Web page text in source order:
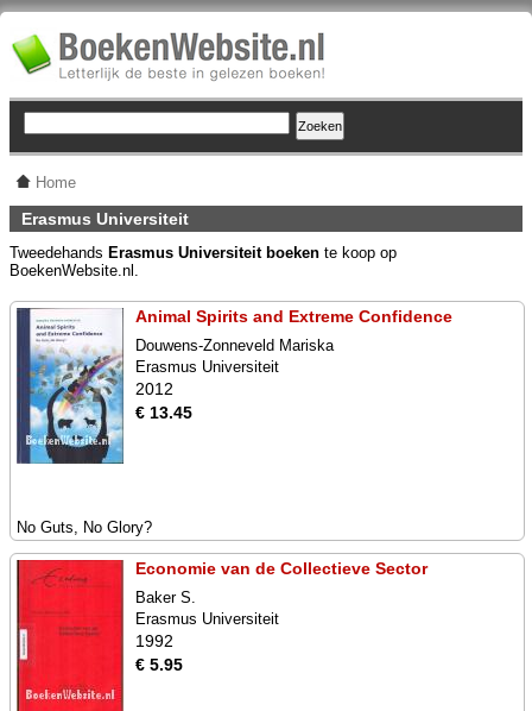
Home
Erasmus Universiteit
Tweedehands Erasmus Universiteit boeken te koop op
BoekenWebsite.nl.
Animal Spirits and Extreme Confidence
Douwens-Zonneveld Mariska
Erasmus Universiteit
2012
€ 13.45
No Guts, No Glory?
Economie van de Collectieve Sector
Baker S.
Erasmus Universiteit
1992
€ 5.95